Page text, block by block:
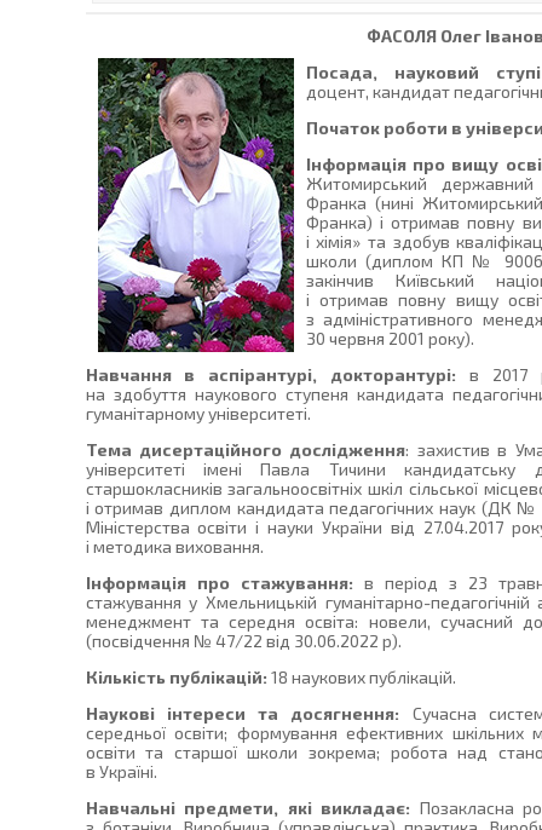
ФАСОЛЯОлег
Посада, науковий
доцент, кандидат
Початок роботи в
Інформація про вищу
Житомирський державний
Франка (нині
Франка) і отримав повну
і хімія» та здобув
школи (диплом КП №
закінчив Київський
і отримав повну вищу
з адміністративного
30 червня 2001 року).
Навчання в аспірантурі, докторантурі: в 2017
на здобуття наукового ступеня кандидата
гуманітарному університеті.
Тема дисертаційного дослідження: захистив в
університеті імені Павла Тичини кандидатську
старшокласників загальноосвітніх шкіл сільської
і отримав диплом кандидата педагогічних наук (ДК №
Міністерства освіти і науки України від 27.04.2017
і методика виховання.
Інформація про стажування: в період з 23
стажування у Хмельницькій гуманітарно-педагогічній
менеджмент та середня освіта: новели, сучасний
(посвідчення № 47/22 від 30.06.2022 р).
Кількість публікацій: 18 наукових публікацій.
Наукові інтереси та досягнення: Сучасна
середньої освіти; формування ефективних
освіти та старшої школи зокрема; робота над
в Україні.
Навчальні предмети, які викладає: Позакласна